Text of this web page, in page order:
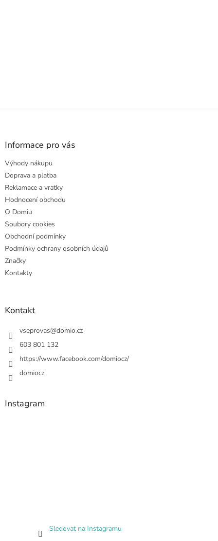
Z
Informace pro vás
Výhody nákupu
Doprava a platba
Reklamace a vratky
Hodnocení obchodu
O Domiu
Soubory cookies
Obchodní podmínky
Podmínky ochrany osobních údajů
Značky
Kontakty
Kontakt
vseprovas@domio.cz
603 801 132
https://www.facebook.com/domiocz/
domiocz
Instagram
Sledovat na Instagramu